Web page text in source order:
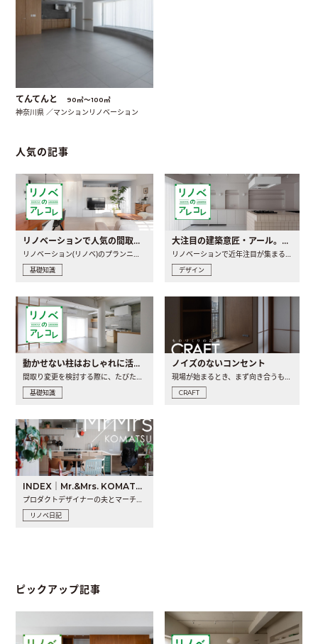
てんてんと 90㎡〜100㎡
神奈川県 ／マンションリノベーション
人気の記事
リノベーションで人気の間取りとは？トレンドの間取りと実例を徹底解説
基礎知識
大注目の建築意匠・アール。人気の理由と空間に取り入れるポイント
デザイン
動かせない柱はおしゃれに活用！柱を魅せるリノベーション(リノベ)4選
基礎知識
ノイズのないコンセント
CRAFT
INDEX｜Mr.&Mrs. KOMATSU renovation diary
リノベ日記
ピックアップ記事